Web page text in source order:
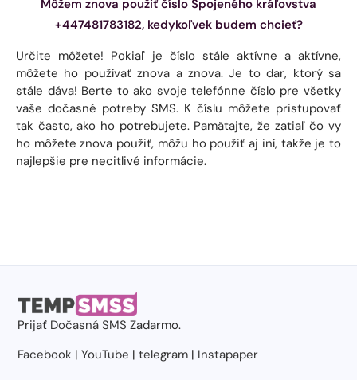
Môžem znova použiť číslo Spojeného kráľovstva
+447481783182, kedykoľvek budem chcieť?
Určite môžete! Pokiaľ je číslo stále aktívne a aktívne,
môžete ho používať znova a znova. Je to dar, ktorý sa
stále dáva! Berte to ako svoje telefónne číslo pre všetky
vaše dočasné potreby SMS. K číslu môžete pristupovať
tak často, ako ho potrebujete. Pamätajte, že zatiaľ čo vy
ho môžete znova použiť, môžu ho použiť aj iní, takže je to
najlepšie pre necitlivé informácie.
Prijať Dočasná SMS Zadarmo.
Facebook |YouTube |telegram | Instapaper